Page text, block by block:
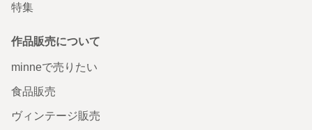
特集
作品販売について
minneで売りたい
食品販売
ヴィンテージ販売